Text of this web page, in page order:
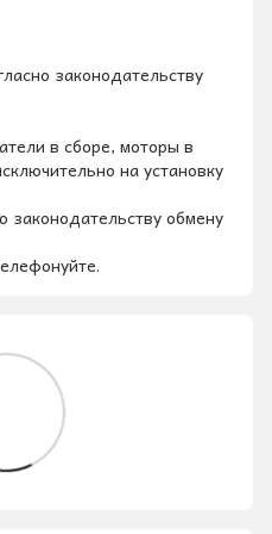
законодательству
в сборе, моторы в
на установку
законодательству обмену